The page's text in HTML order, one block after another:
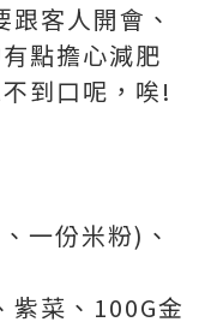
客人開會、
點擔心減肥
到口呢，唉!
一份米粉)、
菜、100G金